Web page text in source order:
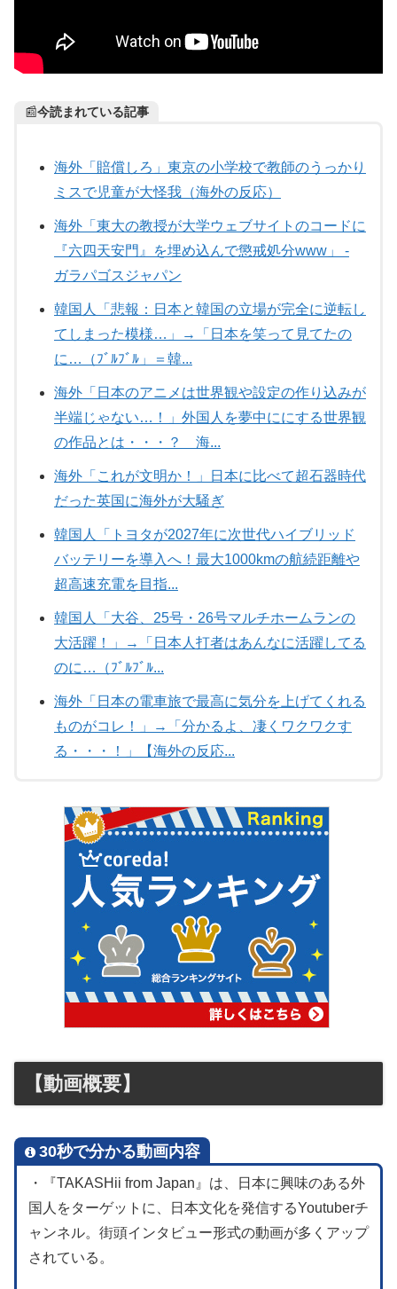
📰今読まれている記事
海外「賠償しろ」東京の小学校で教師のうっかり
ミスで児童が大怪我（海外の反応）
海外「東大の教授が大学ウェブサイトのコードに
『六四天安門』を埋め込んで懲戒処分www」 -
ガラパゴスジャパン
韓国人「悲報：日本と韓国の立場が完全に逆転し
てしまった模様…」→「日本を笑って見てたの
に…（ﾌﾞﾙﾌﾞﾙ」＝韓...
海外「日本のアニメは世界観や設定の作り込みが
半端じゃない…！」外国人を夢中ににする世界観
の作品とは・・・？ 海...
海外「これが文明か！」日本に比べて超石器時代
だった英国に海外が大騒ぎ
韓国人「トヨタが2027年に次世代ハイブリッド
バッテリーを導入へ！最大1000kmの航続距離や
超高速充電を目指...
韓国人「大谷、25号・26号マルチホームランの
大活躍！」→「日本人打者はあんなに活躍してる
のに…（ﾌﾞﾙﾌﾞﾙ...
海外「日本の電車旅で最高に気分を上げてくれる
ものがコレ！」→「分かるよ、凄くワクワクす
る・・・！」【海外の反応...
【動画概要】
30秒で分かる動画内容
・『TAKASHii from Japan』は、日本に興味のある外
国人をターゲットに、日本文化を発信するYoutuberチ
ャンネル。街頭インタビュー形式の動画が多くアップ
されている。